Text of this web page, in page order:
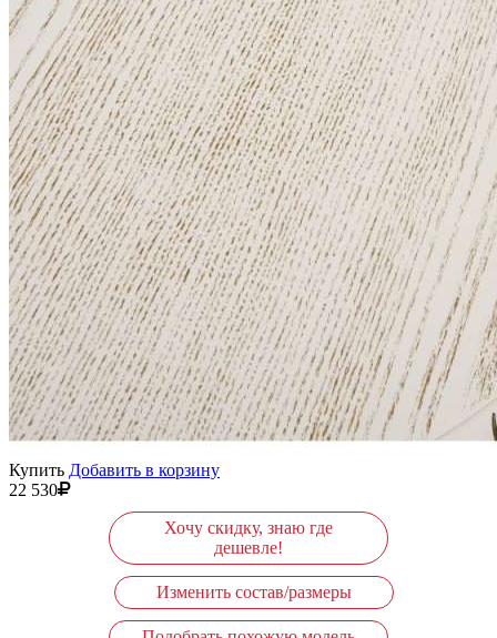
Купить Добавить в корзину
22 530
Хочу скидку, знаю где
дешевле!
Изменить состав/размеры